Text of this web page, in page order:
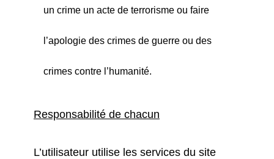
un crime un acte de terrorisme ou faire
l’apologie des crimes de guerre ou des
crimes contre l’humanité.
Responsabilité de chacun
L’utilisateur utilise les services du site